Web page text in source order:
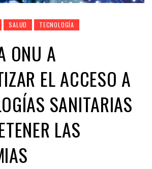
SALUD TECNOLOGÍA
ONU A
EL ACCESO A
SANITARIAS
LAS